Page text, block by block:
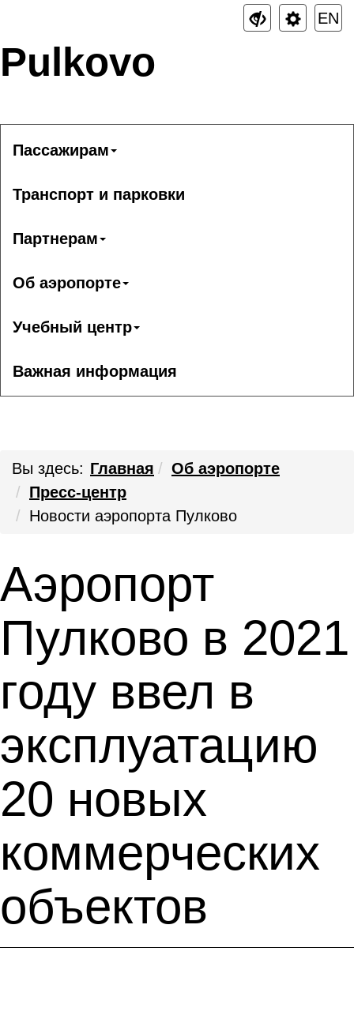
EN
Pulkovo
Пассажирам
Транспорт и парковки
Партнерам
Об аэропорте
Учебный центр
Важная информация
Вы здесь: Главная
Об аэропорте
Пресс-центр
Новости аэропорта Пулково
Аэропорт
Пулково в 2021
году ввел в
эксплуатацию
20 новых
коммерческих
объектов